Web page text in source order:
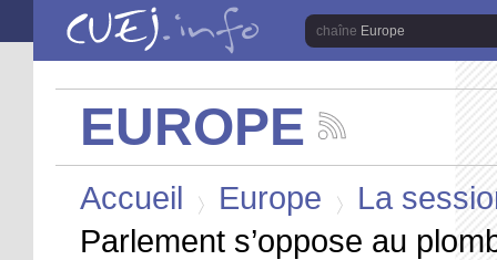
Aller au contenu principal
Europe
EUROPE
les
de
la
Europe
Accueil Europe
La
Parlement s’oppose au